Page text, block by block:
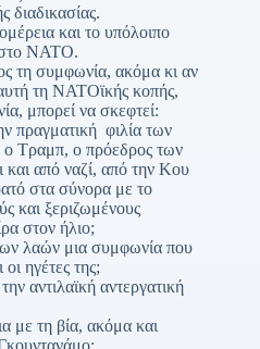
διαδικασίας.
και το υπόλοιπο
στο ΝΑΤΟ.
τη συμφωνία, ακόμα κι αν
τη ΝΑΤΟϊκής κοπής,
μπορεί να σκεφτεί:
πραγματική φιλία των
ο Τραμπ, ο πρόεδρος των
από ναζί, από την Κου
στα σύνορα με το
και ξεριζωμένους
στον ήλιο;
λαών μια συμφωνία που
ηγέτες της;
αντιλαϊκή αντεργατική
με τη βία, ακόμα και